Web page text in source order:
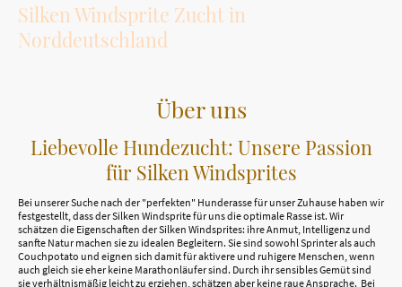
Silken Windsprite Zucht in
Norddeutschland
Über uns
Liebevolle Hundezucht: Unsere Passion
für Silken Windsprites
Bei unserer Suche nach der "perfekten" Hunderasse für unser Zuhause haben wir
festgestellt, dass der Silken Windsprite für uns die optimale Rasse ist. Wir
schätzen die Eigenschaften der Silken Windsprites: ihre Anmut, Intelligenz und
sanfte Natur machen sie zu idealen Begleitern. Sie sind sowohl Sprinter als auch
Couchpotato und eignen sich damit für aktivere und ruhigere Menschen, wenn
auch gleich sie eher keine Marathonläufer sind. Durch ihr sensibles Gemüt sind
sie verhältnismäßig leicht zu erziehen, schätzen aber keine raue Ansprache. Bei